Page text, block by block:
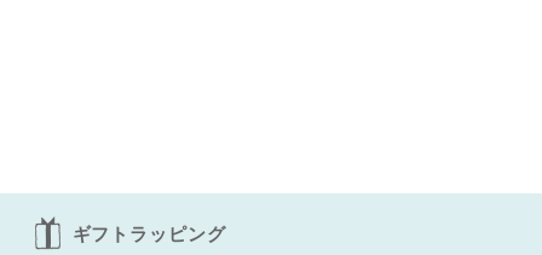
ギフトラッピング